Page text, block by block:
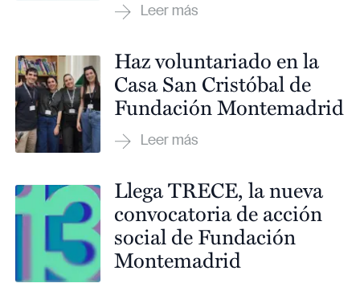
Haz voluntariado en la
Casa San Cristóbal de
Fundación Montemadrid
Llega TRECE, la nueva
convocatoria de acción
social de Fundación
Montemadrid